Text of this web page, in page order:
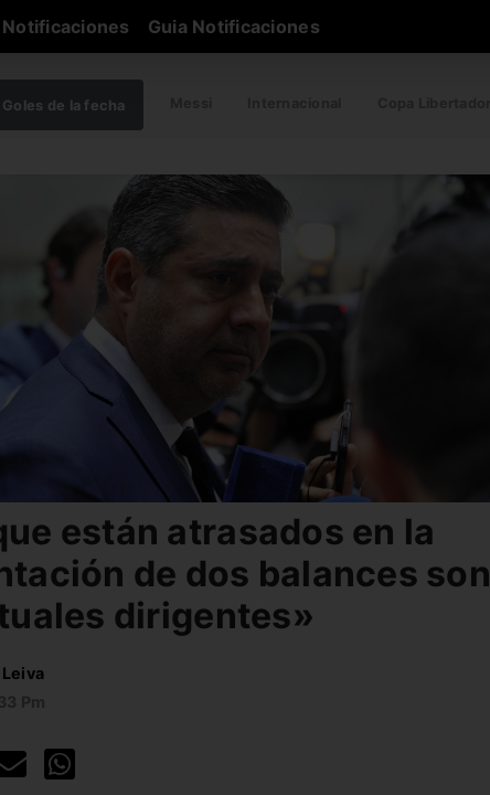
Notificaciones Guia Notificaciones
Goles de la fecha
están atrasados en la
de dos balances son
dirigentes»